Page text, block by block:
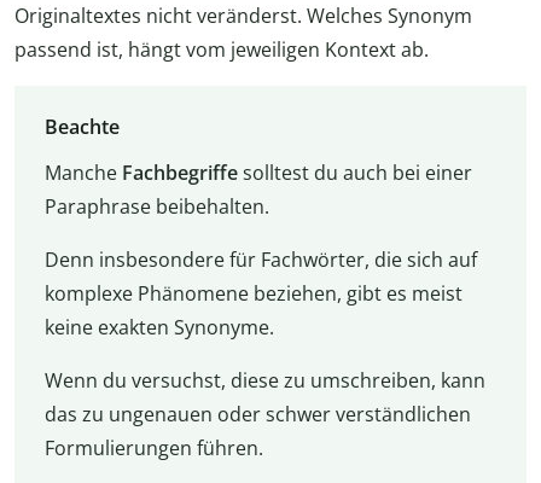
Originaltextes nicht veränderst. Welches Synonym
passend ist, hängt vom jeweiligen Kontext ab.
Beachte
Manche Fachbegriffesolltest du auch bei einer
Paraphrase beibehalten.
Denn insbesondere für Fachwörter, die sich auf
komplexe Phänomene beziehen, gibt es meist
keine exakten Synonyme.
Wenn du versuchst, diese zu umschreiben, kann
das zu ungenauen oder schwer verständlichen
Formulierungen führen.